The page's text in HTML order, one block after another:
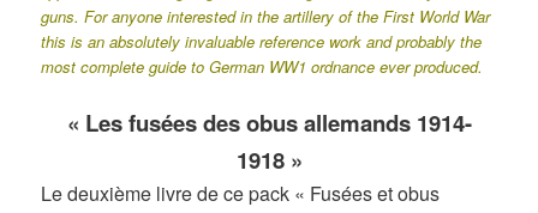
guns. For anyone interested in the artillery of the First World War
this is an absolutely invaluable reference work and probably the
most complete guide to German WW1 ordnance ever produced.
« Les fusées des obus allemands 1914-
1918 »
Le deuxième livre de ce pack « Fusées et obus